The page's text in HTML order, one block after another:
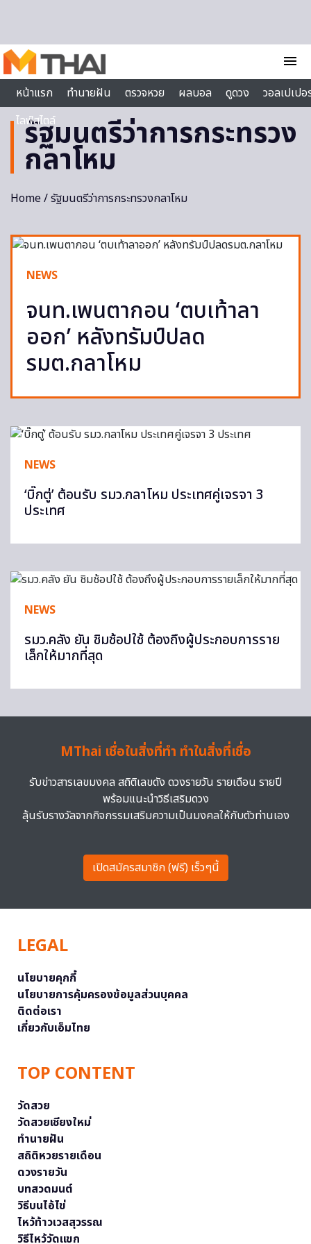
menu
หน้าแรก
ทำนายฝัน ตรวจหวย ผลบอล ดูดวง
วอลเปเป
ไลฟ์สไตล์
รัฐมนตรีว่าการกระทรวง
กลาโหม
Home/ รัฐมนตรีว่าการกระทรวงกลาโหม
NEWS
จนท.เพนตากอน ‘ตบเท้าลา
ออก’ หลังทรัมป์ปลด
รมต.กลาโหม
NEWS
‘บิ๊กตู่’ ต้อนรับ รมว.กลาโหม ประเทศคู่เจรจา 3
ประเทศ
NEWS
รมว.คลัง ยัน ชิมช้อปใช้ ต้องถึงผู้ประกอบการราย
เล็กให้มากที่สุด
MThai เชื่อในสิ่งที่ทำ ทำในสิ่งที่เชื่อ
รับข่าวสารเลขมงคล สถิติเลขดัง ดวงรายวัน รายเดือน รายปี
พร้อมแนะนำวิธีเสริมดวง
ลุ้นรับรางวัลจากกิจกรรมเสริมความเป็นมงคลให้กับตัวท่านเอง
เปิดสมัครสมาชิก (ฟรี) เร็วๆนี้
LEGAL
นโยบายคุกกี้
นโยบายการคุ้มครองข้อมูลส่วนบุคคล
ติดต่อเรา
เกี่ยวกับเอ็มไทย
TOP CONTENT
วัดสวย
วัดสวยเชียงใหม่
ทำนายฝัน
สถิติหวยรายเดือน
ดวงรายวัน
บทสวดมนต์
วิธีบนไอ้ไข่
ไหว้ท้าวเวสสุวรรณ
วิธีไหว้วัดแขก